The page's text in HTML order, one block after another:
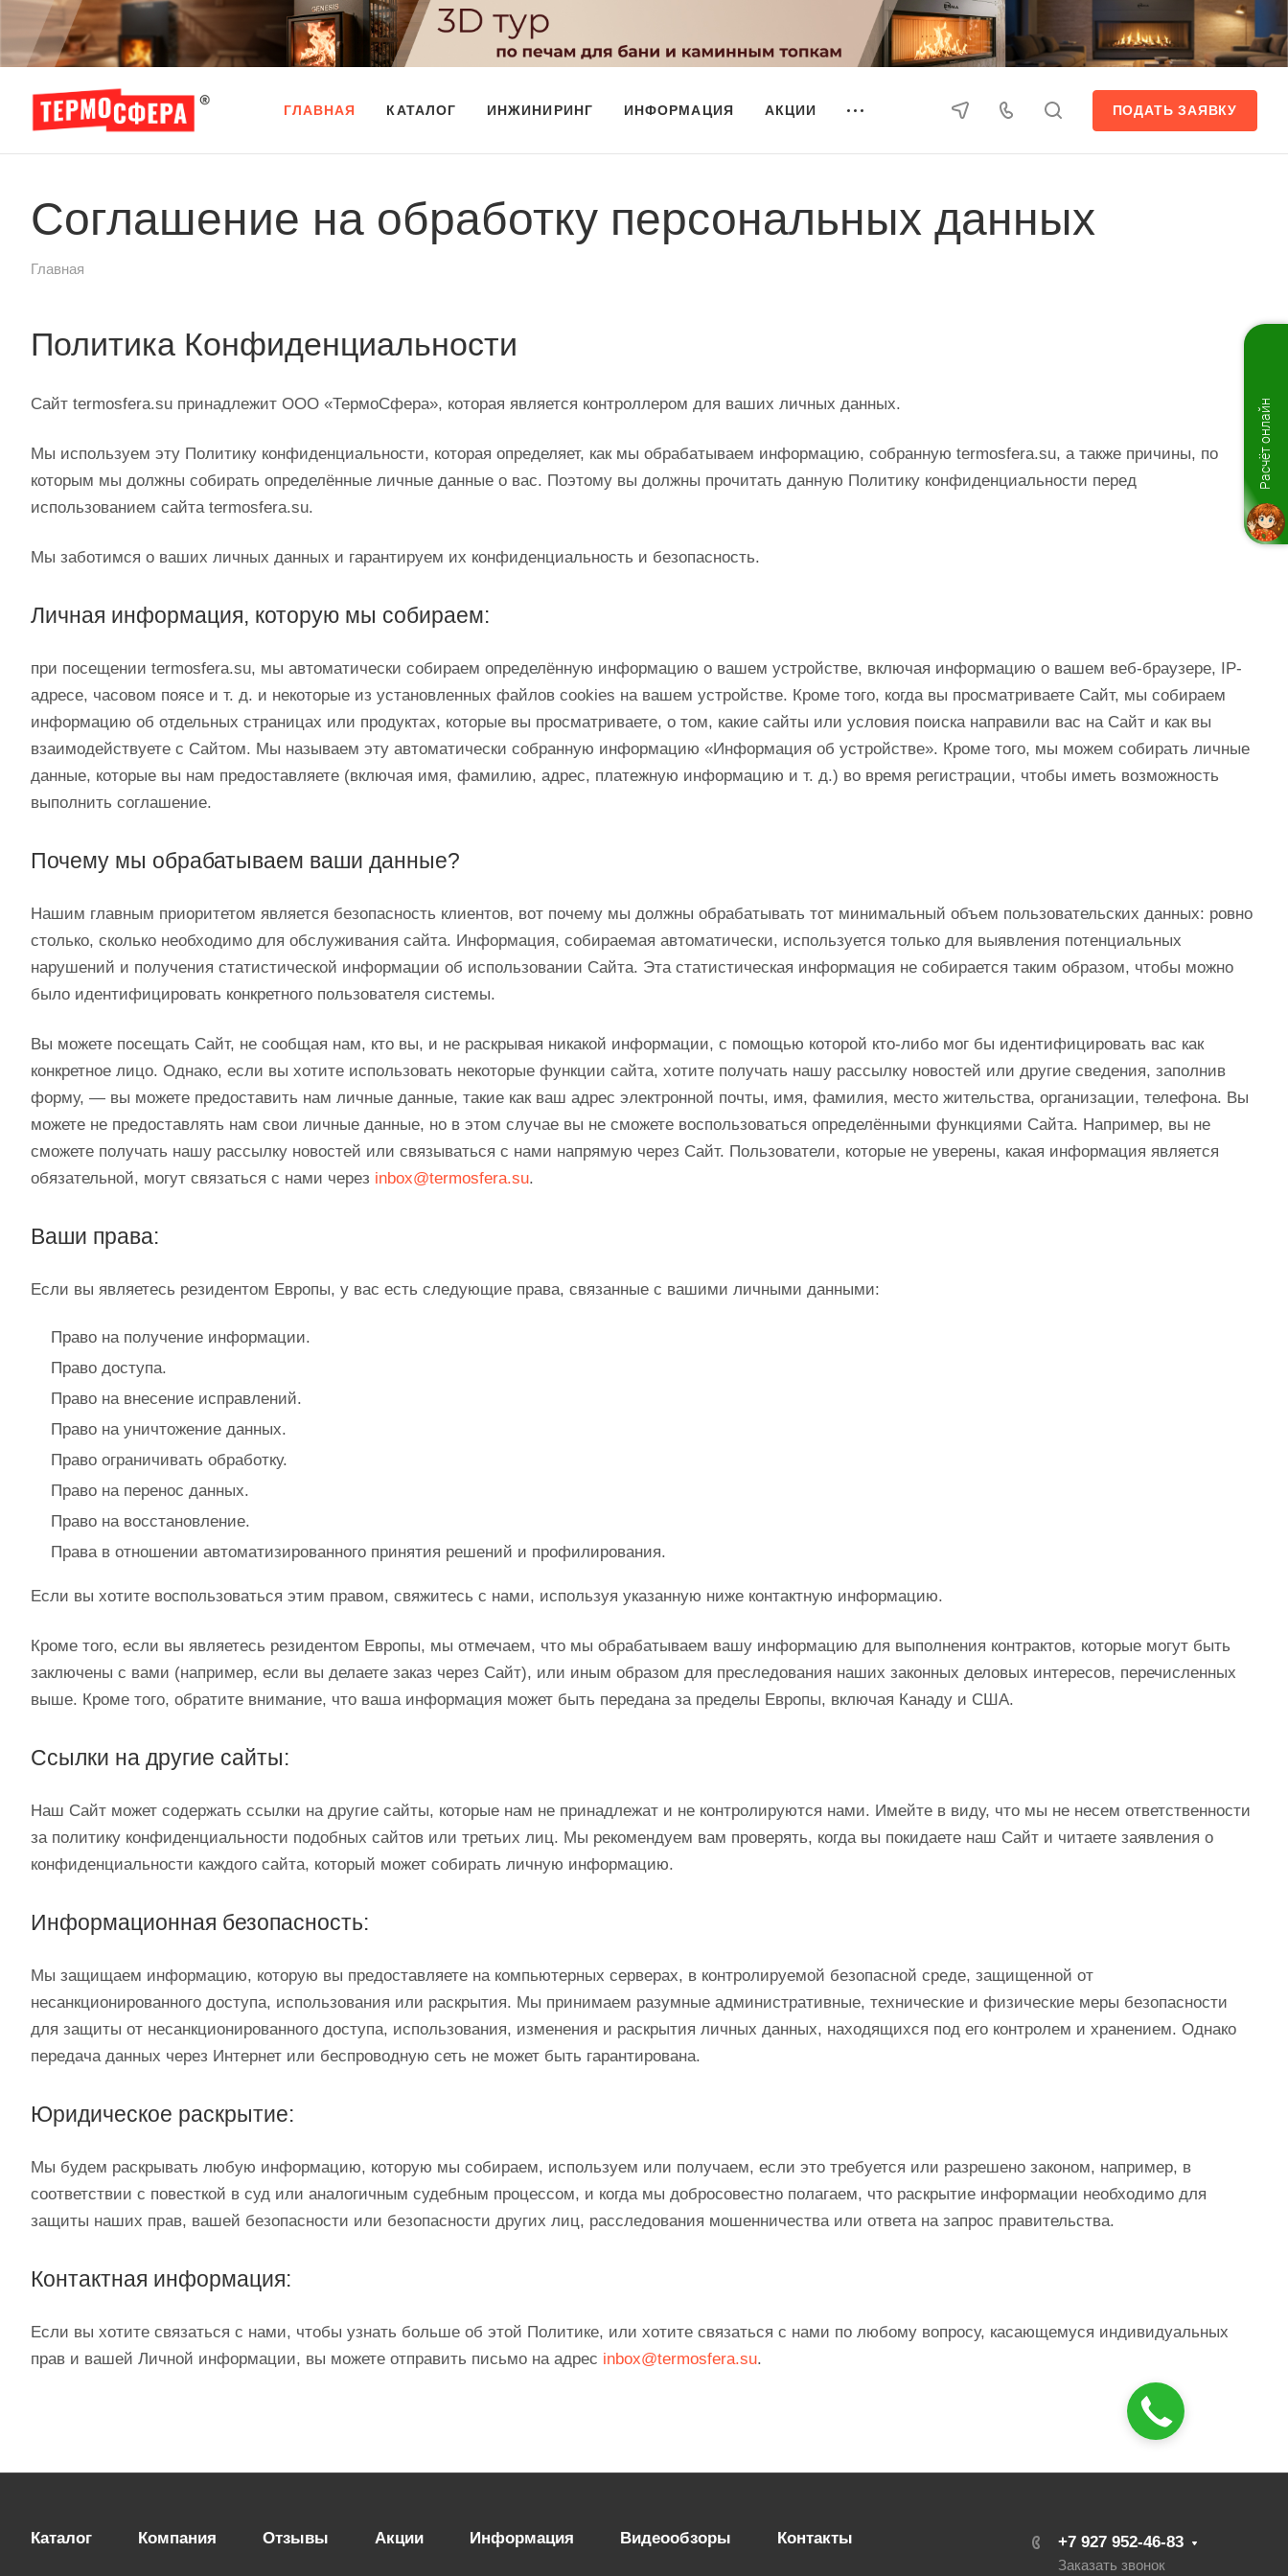
ГЛАВНАЯ КАТАЛОГ ИНЖИНИРИНГ ИНФОРМАЦИЯ АКЦИИ ПОДАТЬ ЗАЯВКУ
Соглашение на обработку персональных данных
Главная
Политика Конфиденциальности
Сайт termosfera.su принадлежит ООО «ТермоСфера», которая является контроллером для ваших личных данных.
Мы используем эту Политику конфиденциальности, которая определяет, как мы обрабатываем информацию, собранную termosfera.su, а также причины, по
которым мы должны собирать определённые личные данные о вас. Поэтому вы должны прочитать данную Политику конфиденциальности перед
использованием сайта termosfera.su.
Мы заботимся о ваших личных данных и гарантируем их конфиденциальность и безопасность.
Личная информация, которую мы собираем:
при посещении termosfera.su, мы автоматически собираем определённую информацию о вашем устройстве, включая информацию о вашем веб-браузере, IP-
адресе, часовом поясе и т. д. и некоторые из установленных файлов cookies на вашем устройстве. Кроме того, когда вы просматриваете Сайт, мы собираем
информацию об отдельных страницах или продуктах, которые вы просматриваете, о том, какие сайты или условия поиска направили вас на Сайт и как вы
взаимодействуете с Сайтом. Мы называем эту автоматически собранную информацию «Информация об устройстве». Кроме того, мы можем собирать личные
данные, которые вы нам предоставляете (включая имя, фамилию, адрес, платежную информацию и т. д.) во время регистрации, чтобы иметь возможность
выполнить соглашение.
Почему мы обрабатываем ваши данные?
Нашим главным приоритетом является безопасность клиентов, вот почему мы должны обрабатывать тот минимальный объем пользовательских данных: ровно
столько, сколько необходимо для обслуживания сайта. Информация, собираемая автоматически, используется только для выявления потенциальных
нарушений и получения статистической информации об использовании Сайта. Эта статистическая информация не собирается таким образом, чтобы можно
было идентифицировать конкретного пользователя системы.
Вы можете посещать Сайт, не сообщая нам, кто вы, и не раскрывая никакой информации, с помощью которой кто-либо мог бы идентифицировать вас как
конкретное лицо. Однако, если вы хотите использовать некоторые функции сайта, хотите получать нашу рассылку новостей или другие сведения, заполнив
форму, — вы можете предоставить нам личные данные, такие как ваш адрес электронной почты, имя, фамилия, место жительства, организации, телефона. Вы
можете не предоставлять нам свои личные данные, но в этом случае вы не сможете воспользоваться определёнными функциями Сайта. Например, вы не
сможете получать нашу рассылку новостей или связываться с нами напрямую через Сайт. Пользователи, которые не уверены, какая информация является
обязательной, могут связаться с нами через inbox@termosfera.su.
Ваши права:
Если вы являетесь резидентом Европы, у вас есть следующие права, связанные с вашими личными данными:
Право на получение информации.
Право доступа.
Право на внесение исправлений.
Право на уничтожение данных.
Право ограничивать обработку.
Право на перенос данных.
Право на восстановление.
Права в отношении автоматизированного принятия решений и профилирования.
Если вы хотите воспользоваться этим правом, свяжитесь с нами, используя указанную ниже контактную информацию.
Кроме того, если вы являетесь резидентом Европы, мы отмечаем, что мы обрабатываем вашу информацию для выполнения контрактов, которые могут быть
заключены с вами (например, если вы делаете заказ через Сайт), или иным образом для преследования наших законных деловых интересов, перечисленных
выше. Кроме того, обратите внимание, что ваша информация может быть передана за пределы Европы, включая Канаду и США.
Ссылки на другие сайты:
Наш Сайт может содержать ссылки на другие сайты, которые нам не принадлежат и не контролируются нами. Имейте в виду, что мы не несем ответственности
за политику конфиденциальности подобных сайтов или третьих лиц. Мы рекомендуем вам проверять, когда вы покидаете наш Сайт и читаете заявления о
конфиденциальности каждого сайта, который может собирать личную информацию.
Информационная безопасность:
Мы защищаем информацию, которую вы предоставляете на компьютерных серверах, в контролируемой безопасной среде, защищенной от
несанкционированного доступа, использования или раскрытия. Мы принимаем разумные административные, технические и физические меры безопасности
для защиты от несанкционированного доступа, использования, изменения и раскрытия личных данных, находящихся под его контролем и хранением. Однако
передача данных через Интернет или беспроводную сеть не может быть гарантирована.
Юридическое раскрытие:
Мы будем раскрывать любую информацию, которую мы собираем, используем или получаем, если это требуется или разрешено законом, например, в
соответствии с повесткой в ​​суд или аналогичным судебным процессом, и когда мы добросовестно полагаем, что раскрытие информации необходимо для
защиты наших прав, вашей безопасности или безопасности других лиц, расследования мошенничества или ответа на запрос правительства.
Контактная информация:
Если вы хотите связаться с нами, чтобы узнать больше об этой Политике, или хотите связаться с нами по любому вопросу, касающемуся индивидуальных
прав и вашей Личной информации, вы можете отправить письмо на адрес inbox@termosfera.su.
Каталог Компания Отзывы Акции Информация Видеообзоры Контакты +7 927 952-46-83
Заказать звонок
Закажите
звонок!
Расчёт онлайн